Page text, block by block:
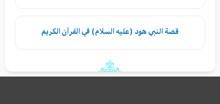
قصة النبي هود (عليه السلام) في القرآن الكريم